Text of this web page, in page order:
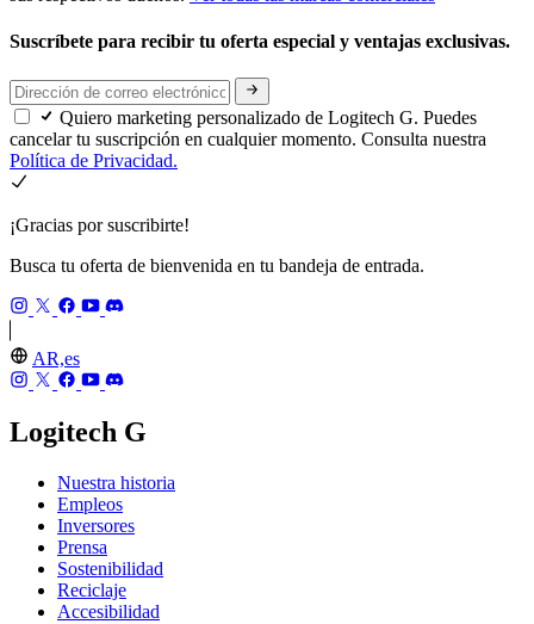
Suscríbete para recibir tu oferta especial y ventajas exclusivas.
Quiero marketing personalizado de Logitech G. Puedes
cancelar tu suscripción en cualquier momento. Consulta nuestra
Política de Privacidad.
¡Gracias por suscribirte!
Busca tu oferta de bienvenida en tu bandeja de entrada.
AR,es
Logitech G
Nuestra historia
Empleos
Inversores
Prensa
Sostenibilidad
Reciclaje
Accesibilidad